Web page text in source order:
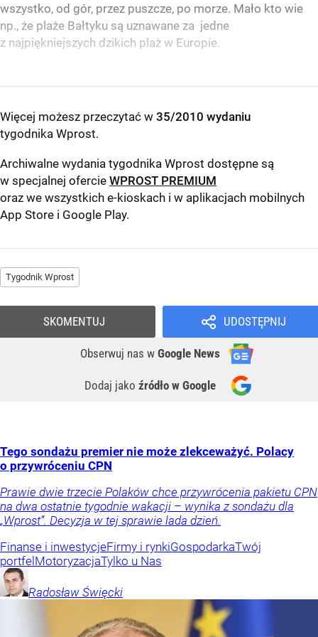
wszystko, od gór, przez puszcze, po morze. Mało kto wie
np., że plaże Bałtyku są uznawane za jedne
z najpiękniejszych dzikich plaż w Europie.
Więcej możesz przeczytać w 35/2010 wydaniu
tygodnika Wprost.
Archiwalne wydania tygodnika Wprost dostępne są
w specjalnej ofercie WPROST PREMIUM
oraz we wszystkich e-kioskach i w aplikacjach mobilnych
App Store i Google Play.
Tygodnik Wprost
UDOSTĘPNIJ
Obserwuj nas w Google News
Dodaj jako źródło w Google
SKOMENTUJ
Tego sondażu premier nie może zlekceważyć. Polacy
o przywróceniu CPN
Prawie dwie trzecie Polaków chce przywrócenia pakietu CPN
na dwa ostatnie tygodnie wakacji – wynika z sondażu dla
„Wprost”. Decyzja w tej sprawie lada dzień.
Finanse i inwestycjeFirmy i rynkiGospodarkaTwój
portfel MotoryzacjaTylko u Nas
Radosław Święcki